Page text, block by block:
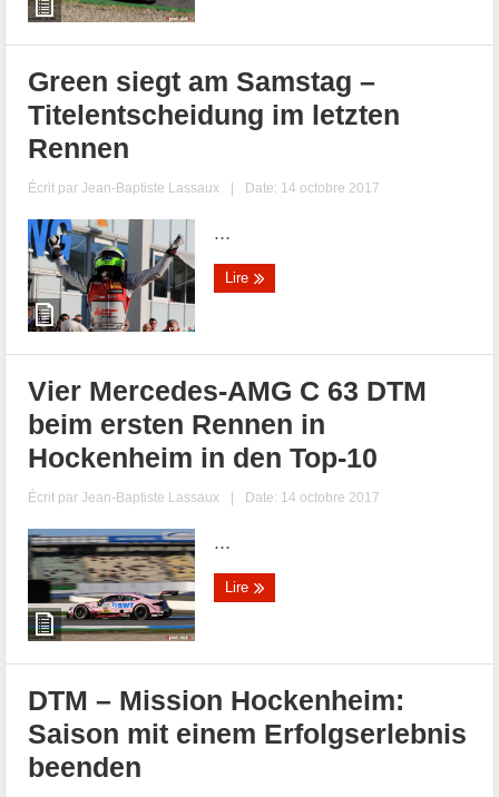
Green siegt am Samstag –
Titelentscheidung im letzten
Rennen
Écrit parJean-Baptiste Lassaux | Date: 14 octobre 2017
...
Lire
Vier Mercedes-AMG C 63 DTM
beim ersten Rennen in
Hockenheim in den Top-10
Écrit parJean-Baptiste Lassaux | Date: 14 octobre 2017
...
Lire
DTM – Mission Hockenheim:
Saison mit einem Erfolgserlebnis
beenden